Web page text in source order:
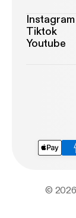
Instagram
Tiktok
Youtube
© 2026